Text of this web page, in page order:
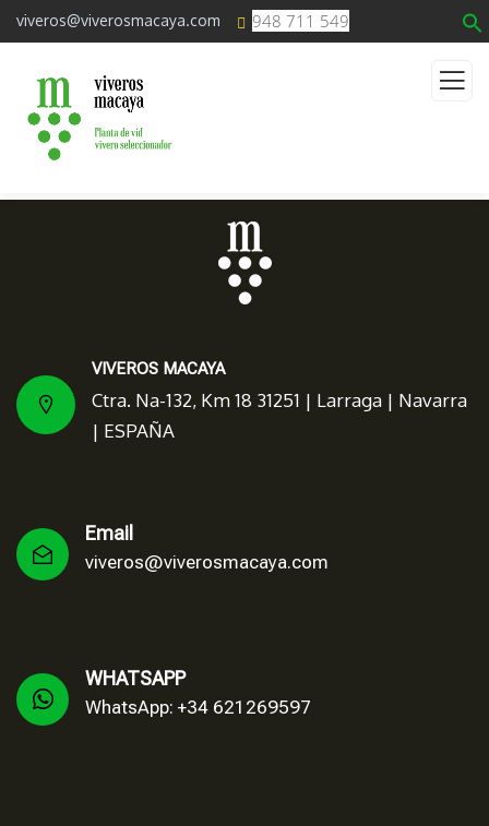
viveros@viverosmacaya.com 948 711 549
VIVEROS MACAYA
Ctra. Na-132, Km 18 31251 | Larraga | Navarra
| ESPAÑA
Email
viveros@viverosmacaya.com
WHATSAPP
WhatsApp: +34 621269597